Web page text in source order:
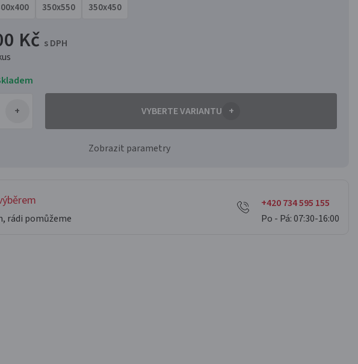
350x550 350x450
Kč s DPH
VYBERTE VARIANTU +
Zobrazit parametry
rádi pomůžeme
+420 734 595 155
Po - Pá: 07:30-16:00